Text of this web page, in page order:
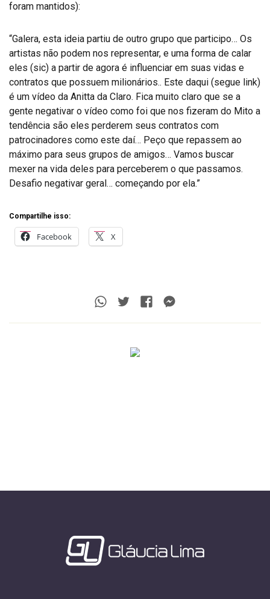
foram mantidos):
“Galera, esta ideia partiu de outro grupo que participo… Os
artistas não podem nos representar, e uma forma de calar
eles (sic) a partir de agora é influenciar em suas vidas e
contratos que possuem milionários.. Este daqui (segue link)
é um vídeo da Anitta da Claro. Fica muito claro que se a
gente negativar o vídeo como foi que nos fizeram do Mito a
tendência são eles perderem seus contratos com
patrocinadores como este daí… Peço que repassem ao
máximo para seus grupos de amigos… Vamos buscar
mexer na vida deles para perceberem o que passamos.
Desafio negativar geral… começando por ela.”
Compartilhe isso:
Facebook X
Whatsapp
TwitterFacebook